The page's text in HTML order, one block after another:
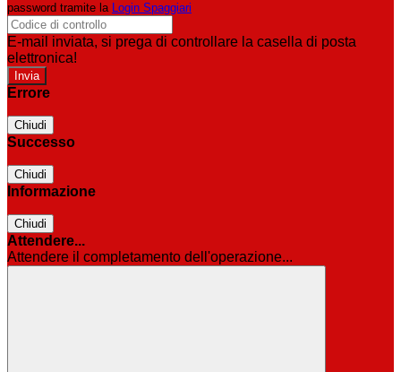
password tramite la Login Spaggiari
E-mail inviata, si prega di controllare la casella di posta
elettronica!
Errore
Chiudi
Successo
Chiudi
Informazione
Chiudi
Attendere...
Attendere il completamento dell'operazione...